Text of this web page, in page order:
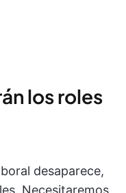
los roles
desaparece,
Necesitaremos